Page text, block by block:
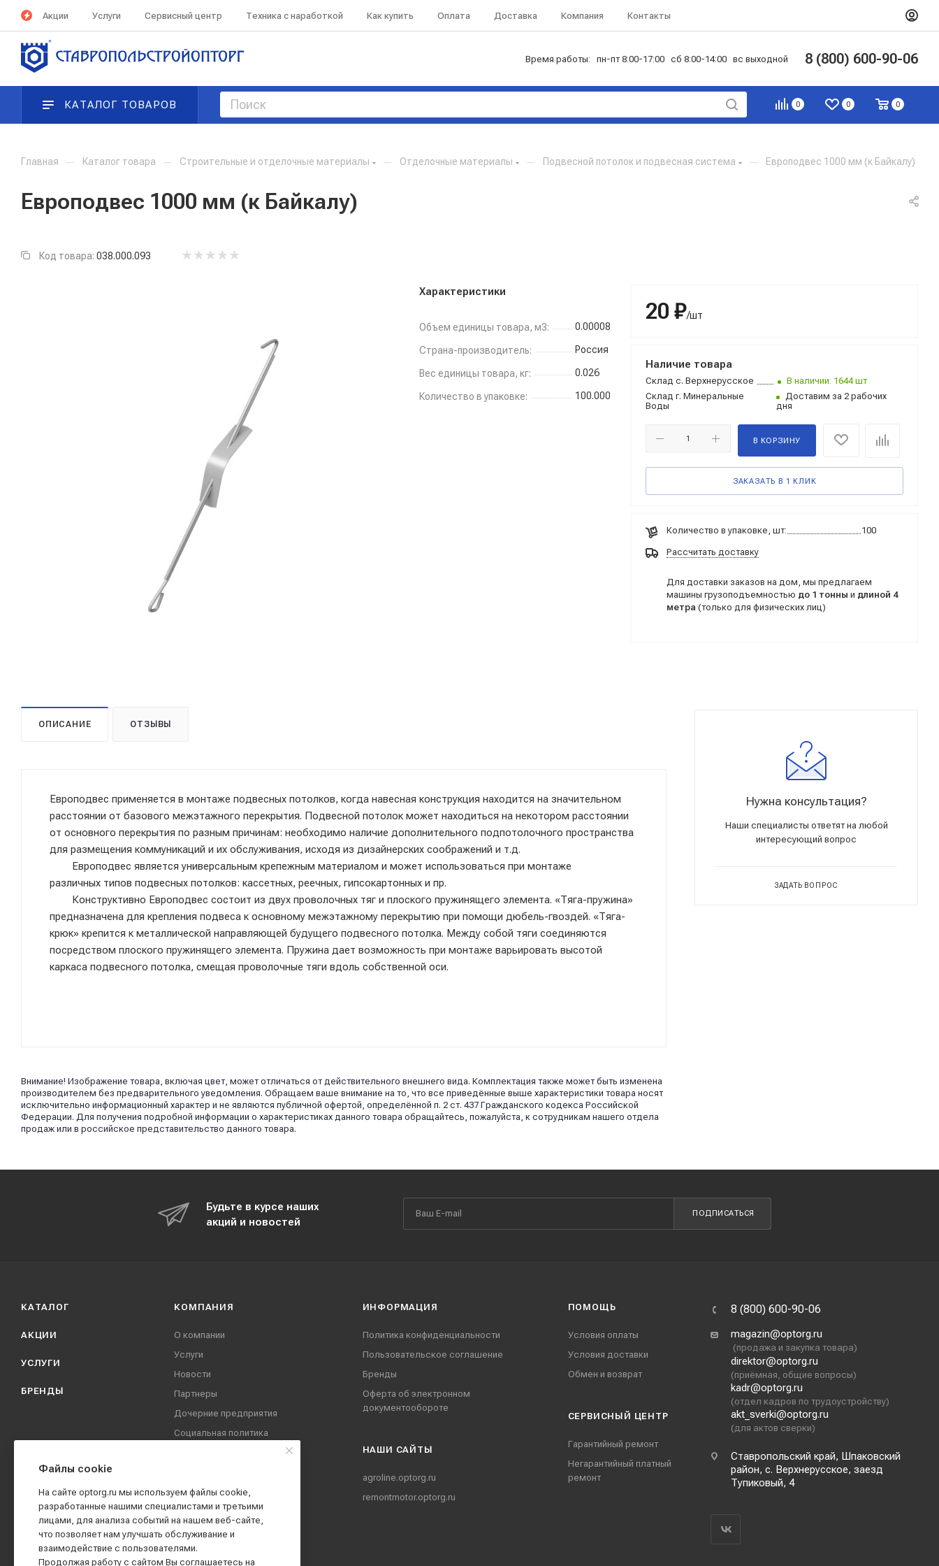
Акции Услуги Сервисный центр Техника с наработкой Как купить Оплата Доставка Компания Контакты
Время работы: пн-пт 8:00-17:00 сб 8:00-14:00 вс выходной 8 (800) 600-90-06
0 0 0
КАТАЛОГ ТОВАРОВ
Главная — Каталог товара — Строительные и отделочные материалы — Отделочные материалы — Подвесной потолок и подвесная система — Европодвес 1000 мм (к Байкалу)
Европодвес 1000 мм (к Байкалу)
Код товара: 038.000.093
Характеристики
Объем единицы товара, м3: 0.00008
Страна-производитель: Россия
Вес единицы товара, кг: 0.026
Количество в упаковке: 100.000
20 ₽/шт
Наличие товара
Склад с. Верхнерусское
В наличии: 1644 шт
Склад г. Минеральные
Воды
Доставим за 2 рабочих
дня
В КОРЗИНУ
ЗАКАЗАТЬ В 1 КЛИК
Количество в упаковке, шт: 100
Рассчитать доставку
Для доставки заказов на дом, мы предлагаем
машины грузоподъемностью до 1 тонны и длиной 4
метра (только для физических лиц)
ОПИСАНИЕ ОТЗЫВЫ
Европодвес применяется в монтаже подвесных потолков, когда навесная конструкция находится на значительном
расстоянии от базового межэтажного перекрытия. Подвесной потолок может находиться на некотором расстоянии
от основного перекрытия по разным причинам: необходимо наличие дополнительного подпотолочного пространства
для размещения коммуникаций и их обслуживания, исходя из дизайнерских соображений и т.д.
Европодвес является универсальным крепежным материалом и может использоваться при монтаже
различных типов подвесных потолков: кассетных, реечных, гипсокартонных и пр.
Конструктивно Европодвес состоит из двух проволочных тяг и плоского пружинящего элемента. «Тяга-пружина»
предназначена для крепления подвеса к основному межэтажному перекрытию при помощи дюбель-гвоздей. «Тяга-
крюк» крепится к металлической направляющей будущего подвесного потолка. Между собой тяги соединяются
посредством плоского пружинящего элемента. Пружина дает возможность при монтаже варьировать высотой
каркаса подвесного потолка, смещая проволочные тяги вдоль собственной оси.
Внимание! Изображение товара, включая цвет, может отличаться от действительного внешнего вида. Комплектация также может быть изменена
производителем без предварительного уведомления. Обращаем ваше внимание на то, что все приведённые выше характеристики товара носят
исключительно информационный характер и не являются публичной офертой, определённой п. 2 ст. 437 Гражданского кодекса Российской
Федерации. Для получения подробной информации о характеристиках данного товара обращайтесь, пожалуйста, к сотрудникам нашего отдела
продаж или в российское представительство данного товара.
Нужна консультация?
Наши специалисты ответят на любой
интересующий вопрос
ЗАДАТЬ ВОПРОС
Будьте в курсе наших
акций и новостей
ПОДПИСАТЬСЯ
КАТАЛОГ
АКЦИИ
УСЛУГИ
БРЕНДЫ
КОМПАНИЯ
О компании
Услуги
Новости
Партнеры
Дочерние предприятия
Социальная политика
Вакансии
Реквизиты
Контакты
ИНФОРМАЦИЯ
Политика конфиденциальности
Пользовательское соглашение
Бренды
Оферта об электронном
документообороте
НАШИ CАЙТЫ
agroline.optorg.ru
remontmotor.optorg.ru
ПОМОЩЬ
Условия оплаты
Условия доставки
Обмен и возврат
СЕРВИСНЫЙ ЦЕНТР
Гарантийный ремонт
Негарантийный платный
ремонт
8 (800) 600-90-06
magazin@optorg.ru
(продажа и закупка товара)
direktor@optorg.ru
(приёмная, общие вопросы)
kadr@optorg.ru
(отдел кадров по трудоустройству)
akt_sverki@optorg.ru
(для актов сверки)
Ставропольский край, Шпаковский
район, с. Верхнерусское, заезд
Тупиковый, 4
Файлы cookie
На сайте optorg.ru мы используем файлы cookie,
разработанные нашими специалистами и третьими
лицами, для анализа событий на нашем веб-сайте,
что позволяет нам улучшать обслуживание и
взаимодействие с пользователями.
Продолжая работу с сайтом Вы соглашаетесь на